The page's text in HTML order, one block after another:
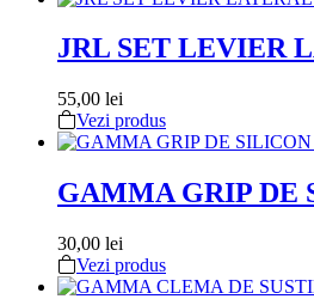
JRL SET LEVIER
55,00 lei
Vezi produs
GAMMA GRIP DE
30,00 lei
Vezi produs